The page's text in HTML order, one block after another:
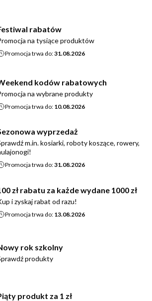
rabatów
na tysiące produktów
Promocja trwa do:31.08.2026
kodów rabatowych
na wybrane produkty
Promocja trwa do: 10.08.2026
wyprzedaż
m.in. kosiarki, roboty koszące, rowery,
Promocja trwa do:31.08.2026
zł rabatu za każde wydane 1000 zł
i zyskaj rabat od razu!
Promocja trwa do: 13.08.2026
rok szkolny
produkty
produkt za 1 zł